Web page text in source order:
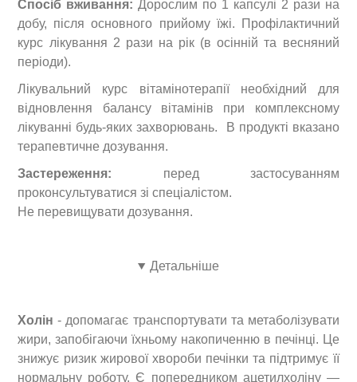
Спосіб вживання: Дорослим по 1 капсулі 2 рази на
добу, після основного прийому їжі. Профілактичний
курс лікування 2 рази на рік (в осінній та весняний
періоди).
Лікувальний курс вітамінотерапії необхідний для
відновлення балансу вітамінів при комплексному
лікуванні будь-яких захворювань. В продукті вказано
терапевтичне дозування.
Застереження: перед застосуванням
проконсультуватися зі спеціалістом.
Не перевищувати дозування.
Детальніше
Холін - допомагає транспортувати та метаболізувати
жири, запобігаючи їхньому накопиченню в печінці. Це
знижує ризик жирової хвороби печінки та підтримує її
нормальну роботу. Є попередником ацетилхоліну —